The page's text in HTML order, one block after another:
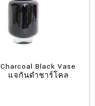
Charcoal Black Vase
แจกันดำชาร์โคล